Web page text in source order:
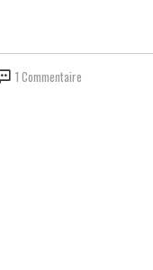
1 Commentaire